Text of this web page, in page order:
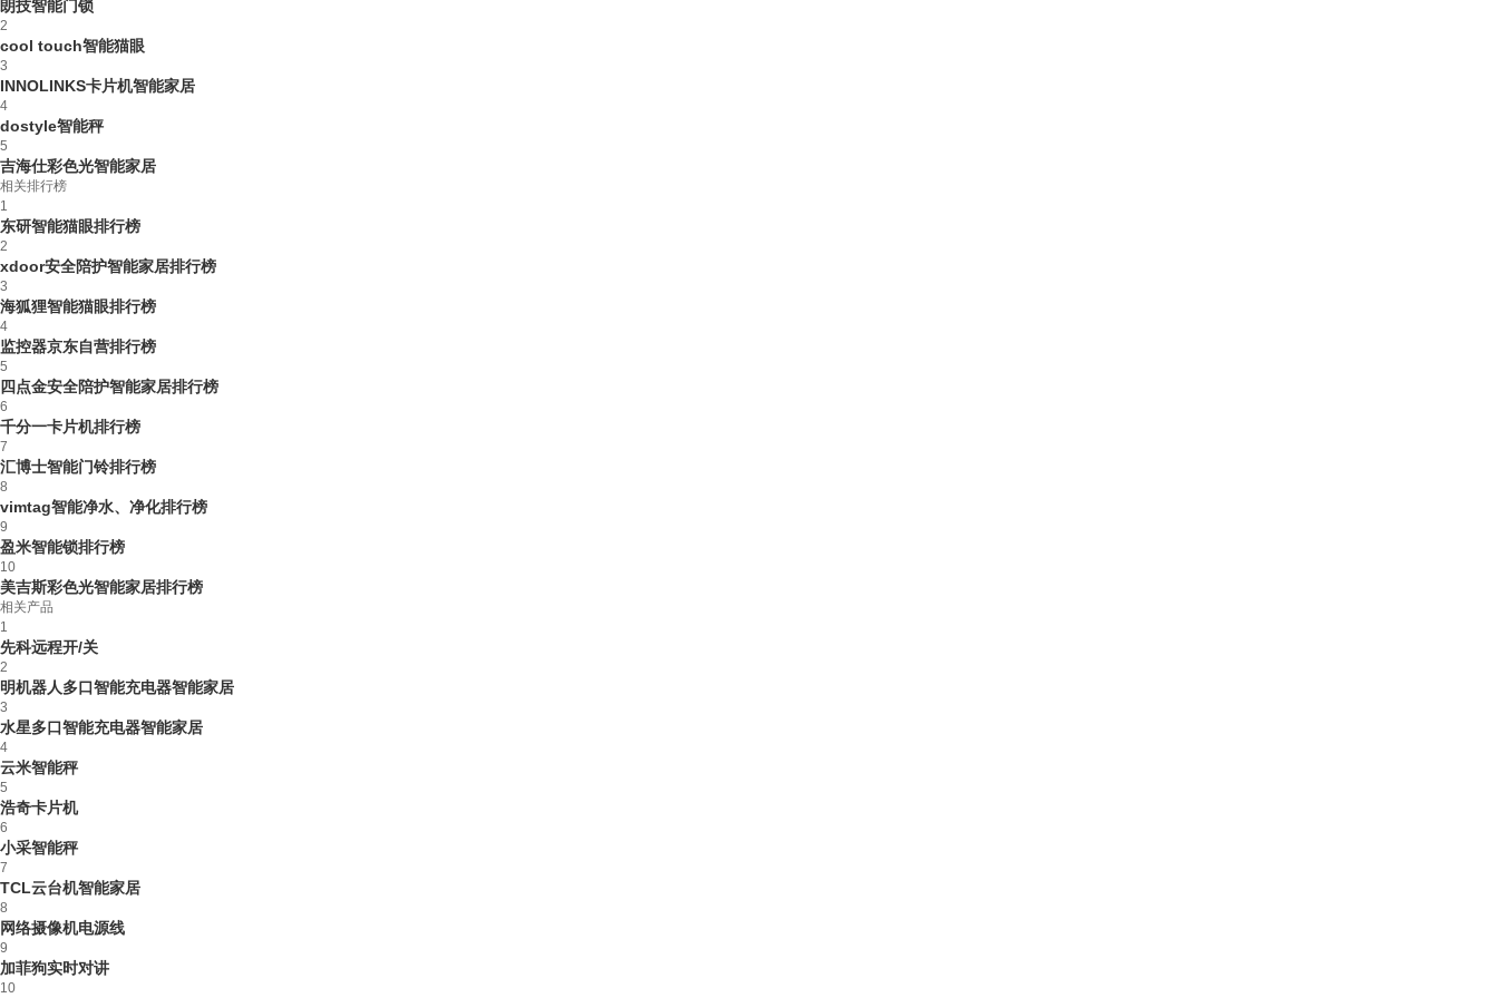
朗技智能门锁
2
cool touch智能猫眼
3
INNOLINKS卡片机智能家居
4
dostyle智能秤
5
吉海仕彩色光智能家居
相关排行榜
1
东研智能猫眼排行榜
2
xdoor安全陪护智能家居排行榜
3
海狐狸智能猫眼排行榜
4
监控器京东自营排行榜
5
四点金安全陪护智能家居排行榜
6
千分一卡片机排行榜
7
汇博士智能门铃排行榜
8
vimtag智能净水、净化排行榜
9
盈米智能锁排行榜
10
美吉斯彩色光智能家居排行榜
相关产品
1
先科远程开/关
2
明机器人多口智能充电器智能家居
3
水星多口智能充电器智能家居
4
云米智能秤
5
浩奇卡片机
6
小采智能秤
7
TCL云台机智能家居
8
网络摄像机电源线
9
加菲狗实时对讲
10